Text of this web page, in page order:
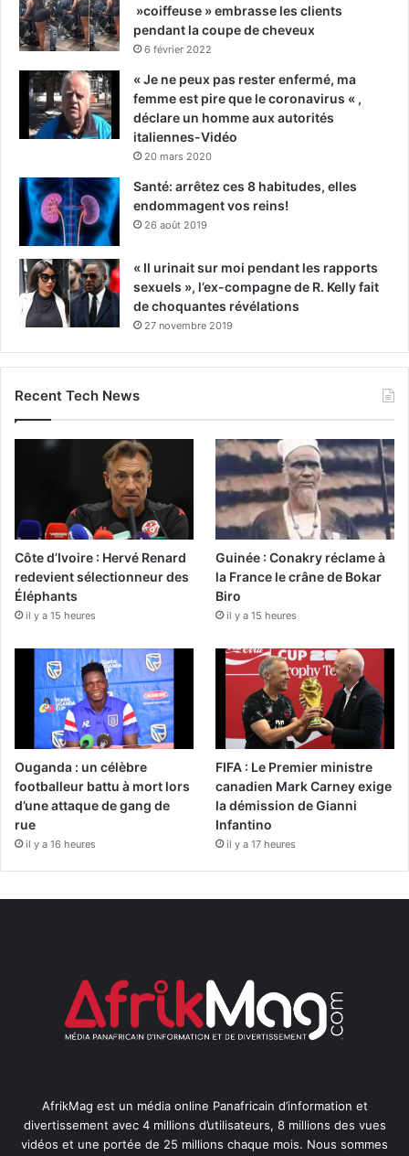
»coiffeuse » embrasse les clients
pendant la coupe de cheveux
6 février 2022
« Je ne peux pas rester enfermé, ma
femme est pire que le coronavirus « ,
déclare un homme aux autorités
italiennes-Vidéo
20 mars 2020
Santé: arrêtez ces 8 habitudes, elles
endommagent vos reins!
26 août 2019
« Il urinait sur moi pendant les rapports
sexuels », l’ex-compagne de R. Kelly fait
de choquantes révélations
27 novembre 2019
Recent Tech News
Côte d’Ivoire : Hervé Renard
redevient sélectionneur des
Éléphants
il y a 15 heures
Guinée : Conakry réclame à
la France le crâne de Bokar
Biro
il y a 15 heures
Ouganda : un célèbre
footballeur battu à mort lors
d’une attaque de gang de
rue
il y a 16 heures
FIFA : Le Premier ministre
canadien Mark Carney exige
la démission de Gianni
Infantino
il y a 17 heures
AfrikMag est un média online Panafricain d’information et
divertissement avec 4 millions d’utilisateurs, 8 millions des vues
vidéos et une portée de 25 millions chaque mois. Nous sommes